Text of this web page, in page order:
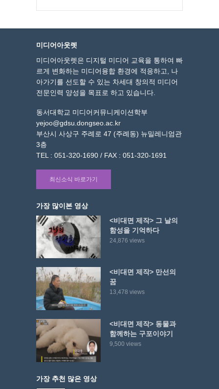
미디어아웃렛
미디어아웃렛은 디지털 미디어 교육을 통하여 빠
르게 변화하는 미디어융합 환경에 적응하고, 나
아가기를 선도할 수 있는 차세대 창의적 미디어
전문인력 양성을 목표로 하고 있습니다.
동서대학교 미디어커뮤니케이션학부
yejoo@gdsu.dongseo.ac.kr
부산시 사상구 주례로 47 (주례동) 뉴밀레니엄관
3층
TEL : 051-320-1690 / FAX : 051-320-1691
최신소식 바로가기
가장 많이본 영상
<비대면 제작> 그 날의
함성을 기억하다
24,876 views
<비대면 제작> 만선의
꿈
13,478 views
<비대면 제작> 동물과
함께하는 구포이야기
9,500 views
가장 추천 많은 영상